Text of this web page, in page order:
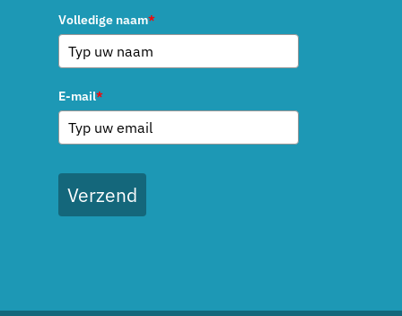
Volledige naam*
E-mail*
Verzend